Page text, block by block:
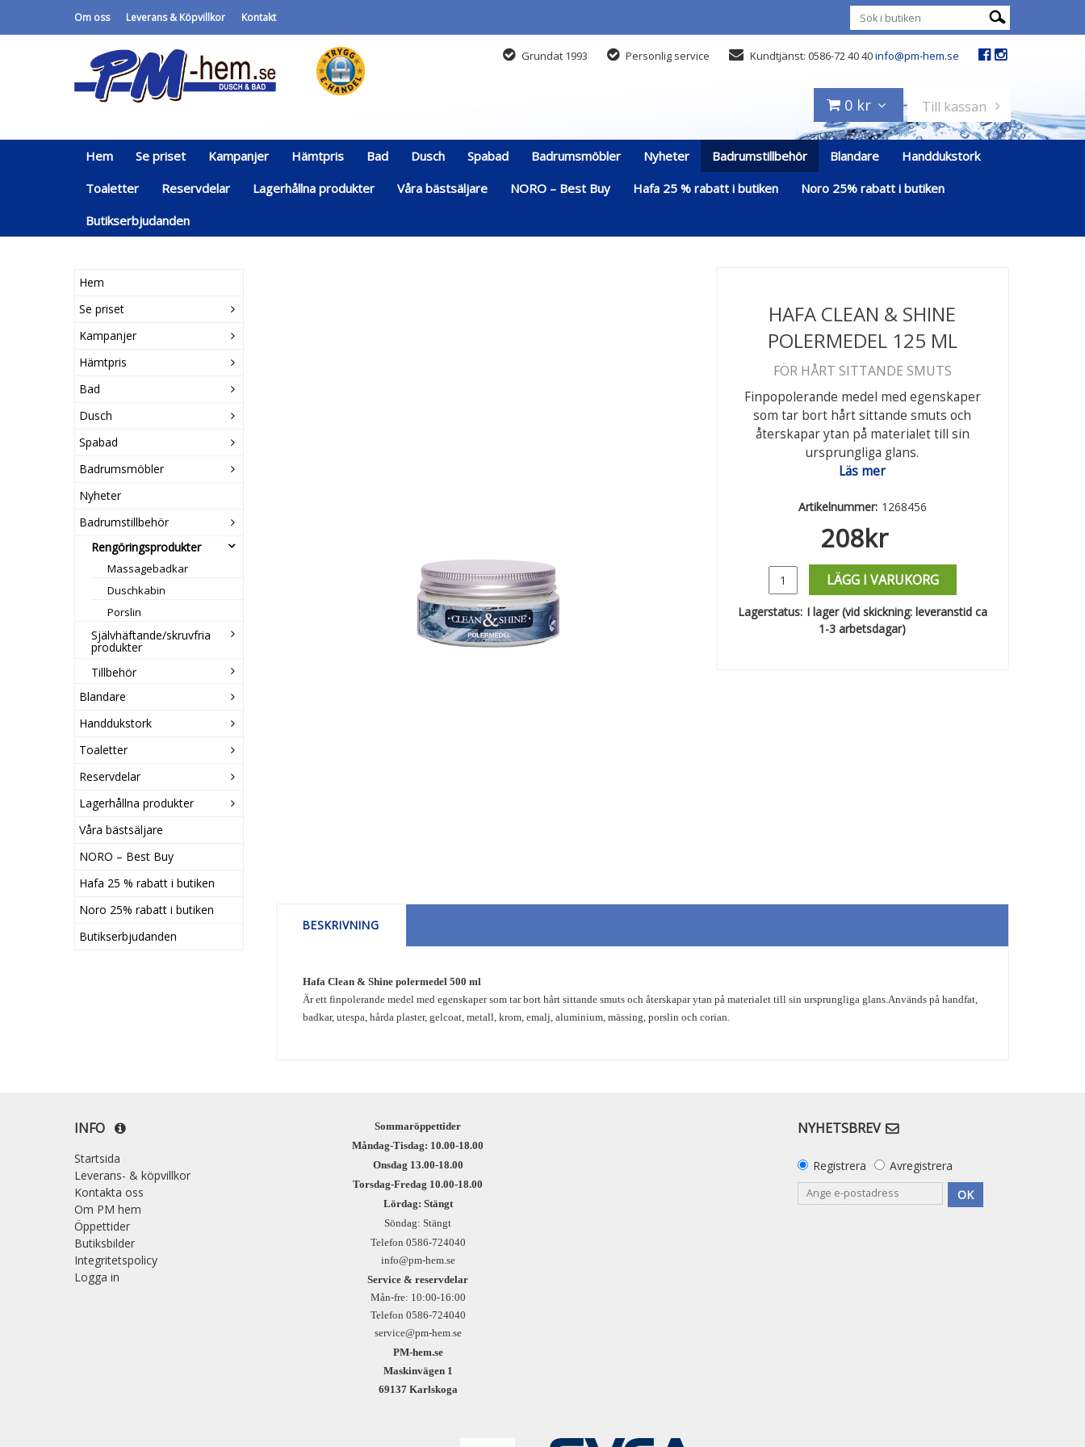
Om oss Leverans & Köpvillkor Kontakt
Grundat 1993 Personlig service Kundtjänst: 0586-72 40 40info@pm-hem.se
0 kr Till kassan
Hem Se priset Kampanjer Hämtpris Bad Dusch Spabad Badrumsmöbler Nyheter Badrumstillbehör Blandare
Handdukstork
Toaletter
Reservdelar Lagerhållna produkter Våra bästsäljare NORO – Best Buy Hafa 25 % rabatt i butiken
Noro 25% rabatt i butiken
Butikserbjudanden
Hem
Se priset
Kampanjer
Hämtpris
Bad
Dusch
Spabad
Badrumsmöbler
Nyheter
Badrumstillbehör
Rengöringsprodukter
Massagebadkar
Duschkabin
Porslin
Självhäftande/skruvfria
produkter
Tillbehör
Blandare
Handdukstork
Toaletter
Reservdelar
Lagerhållna produkter
Våra bästsäljare
NORO – Best Buy
Hafa 25 % rabatt i butiken
Noro 25% rabatt i butiken
Butikserbjudanden
HAFA CLEAN & SHINE
POLERMEDEL 125 ML
FÖR HÅRT SITTANDE SMUTS
Finpopolerande medel med egenskaper
som tar bort hårt sittande smuts och
återskapar ytan på materialet till sin
ursprungliga glans.
Läs mer
Artikelnummer: 1268456
208kr
LÄGG I VARUKORG
Lagerstatus: I lager (vid skickning: leveranstid ca
1-3 arbetsdagar)
BESKRIVNING
Hafa Clean & Shine polermedel 500 ml
Är ett finpolerande medel med egenskaper som tar bort hårt sittande smuts och återskapar ytan på materialet till sin ursprungliga glans.Används på handfat,
badkar, utespa, hårda plaster, gelcoat, metall, krom, emalj, aluminium, mässing, porslin och corian.
INFO
Startsida
Leverans- & köpvillkor
Kontakta oss
Om PM hem
Öppettider
Butiksbilder
Integritetspolicy
Logga in
Sommaröppettider
Måndag-Tisdag: 10.00-18.00
Onsdag 13.00-18.00
Torsdag-Fredag 10.00-18.00
Lördag: Stängt
Söndag: Stängt
Telefon 0586-724040
info@pm-hem.se
Service & reservdelar
Mån-fre: 10:00-16:00
Telefon 0586-724040
service@pm-hem.se
PM-hem.se
Maskinvägen 1
69137 Karlskoga
NYHETSBREV
Registrera
Avregistrera
OK